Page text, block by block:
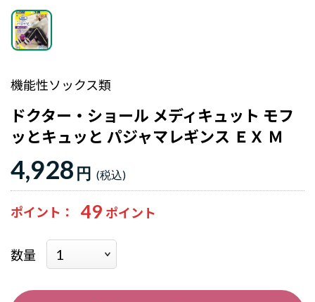
機能性ソックス類
ドクター・ショール メディキュット モフ
ッとキュッと パジャマレギンス ＥＸ Ｍ
4,928 円
ポイント 49
数量